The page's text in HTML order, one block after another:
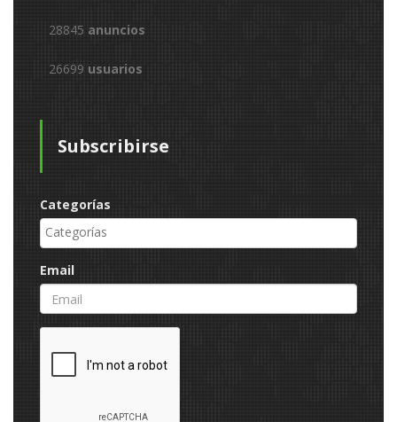
28845 anuncios
26699 usuarios
Subscribirse
Categorías
Email